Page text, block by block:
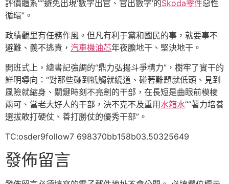
評價體系”“避免出現‘數字出官、官出數字’的Skoda零件惡性
循環”。
政績觀里有任務作風。但凡有利于黨和國民的事，就要事不
避難、義不逃責， 汽車機油芯年夜膽地干、堅決地干。
開班式上，總書記強調的“鼎力弘揚斗爭精力”，樹牢了實干的
鮮明導向：“對那些碰到牴觸就繞道、碰著難題就低頭、見到
風險就縮身、關鍵時刻不亮劍的干部，在長短是曲眼前模棱
兩可、當老大好人的干部，決不克不及重用水箱水”“著力培養
選拔敢打硬仗、善打勝仗的優秀干部”。
TC:osder9follow7 698370bb158b03.50325649
發佈留言